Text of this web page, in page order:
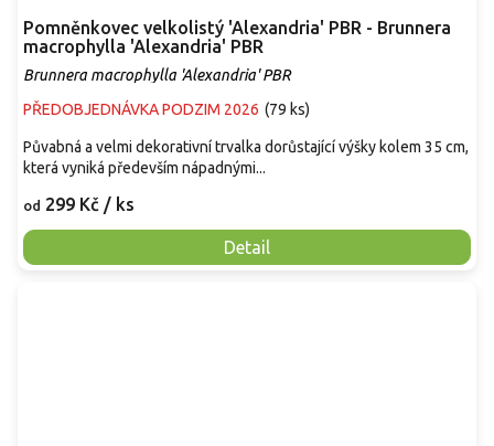
Pomněnkovec velkolistý 'Alexandria' PBR - Brunnera
macrophylla 'Alexandria' PBR
Brunnera macrophylla 'Alexandria' PBR
PŘEDOBJEDNÁVKA PODZIM 2026 (79 ks)
od 299 Kč / ks
Detail
Půvabná a velmi dekorativní trvalka dorůstající výšky kolem 35 cm,
která vyniká především nápadnými...